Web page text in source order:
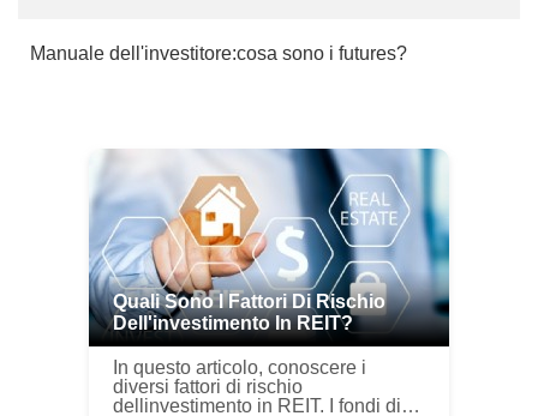
Manuale dell'investitore:cosa sono i futures?
Quali Sono I Fattori Di Rischio
Dell'investimento In REIT?
In questo articolo, conoscere i
diversi fattori di rischio
dellinvestimento in REIT. I fondi di